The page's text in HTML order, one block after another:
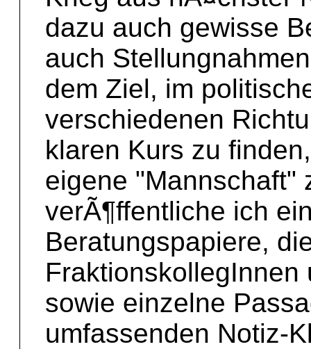
dazu auch gewisse
auch
dem Ziel, im
verschiedenen
klaren Kurs zu
eigene "Mannschaft"
verÃ¶ffentliche ich
Beratungspapiere,
sowie einzelne
umfassenden Notiz-